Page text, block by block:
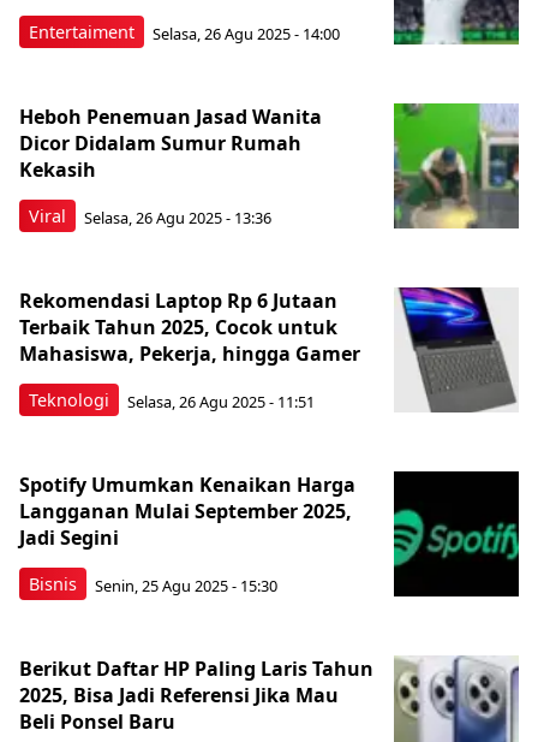
Entertaiment Selasa, 26 Agu 2025 - 14:00
Viral
Heboh Penemuan Jasad Wanita
Dicor Didalam Sumur Rumah
Kekasih
Selasa, 26 Agu 2025 - 13:36
Teknologi
Rekomendasi Laptop Rp 6 Jutaan
Terbaik Tahun 2025, Cocok untuk
Mahasiswa, Pekerja, hingga Gamer
Selasa, 26 Agu 2025 - 11:51
Bisnis
Spotify Umumkan Kenaikan Harga
Langganan Mulai September 2025,
Jadi Segini
Senin, 25 Agu 2025 - 15:30
Berikut Daftar HP Paling Laris Tahun
2025, Bisa Jadi Referensi Jika Mau
Beli Ponsel Baru